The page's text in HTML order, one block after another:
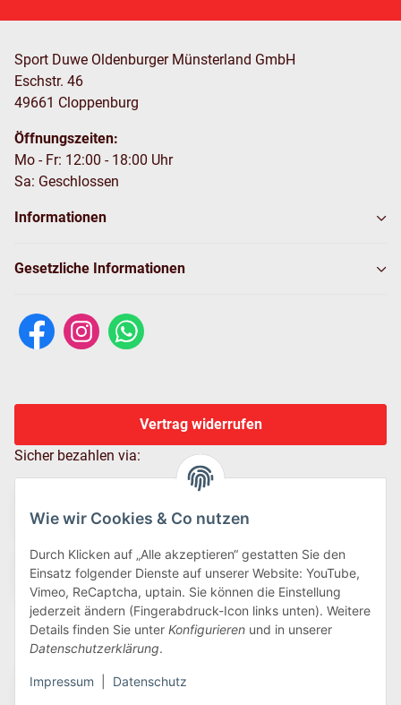
Wie wir Cookies & Co nutzen
Durch Klicken auf „Alle akzeptieren“ gestatten Sie den
Einsatz folgender Dienste auf unserer Website: YouTube,
Vimeo, ReCaptcha, uptain. Sie können die Einstellung
jederzeit ändern (Fingerabdruck-Icon links unten). Weitere
Details finden Sie unter Konfigurieren und in unserer
Datenschutzerklärung.
Impressum Datenschutz
Sport Duwe Oldenburger Münsterland GmbH
Eschstr. 46
49661 Cloppenburg
Öffnungszeiten:
Mo - Fr: 12:00 - 18:00 Uhr
Sa: Geschlossen
Informationen
Gesetzliche Informationen
Vertrag widerrufen
Sicher bezahlen via:
Wir versenden via: